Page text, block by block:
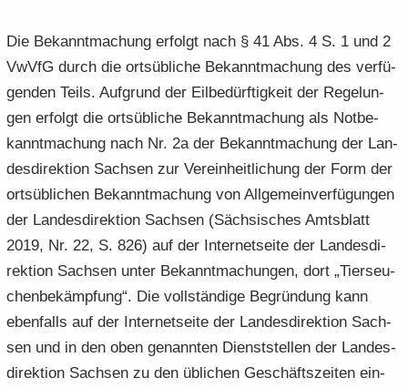
Die Be­kannt­ma­chung er­folgt nach § 41 Abs. 4 S. 1 und 2
VwVfG durch die orts­üb­li­che Be­kannt­ma­chung des ver­fü­
gen­den Teils. Auf­grund der Eil­be­dürf­tig­keit der Re­ge­lun­
gen er­folgt die orts­üb­li­che Be­kannt­ma­chung als Not­be­
kannt­ma­chung nach Nr. 2a der Be­kannt­ma­chung der Lan­
des­di­rek­ti­on Sach­sen zur Ver­ein­heit­li­chung der Form der
orts­üb­li­chen Be­kannt­ma­chung von All­ge­mein­ver­fü­gun­gen
der Lan­des­di­rek­ti­on Sach­sen (Säch­si­sches Amts­blatt
2019, Nr. 22, S. 826) auf der In­ter­net­sei­te der Lan­des­di­
rek­ti­on Sach­sen unter Be­kannt­ma­chun­gen, dort „Tier­seu­
chen­be­kämp­fung“. Die voll­stän­di­ge Be­grün­dung kann
eben­falls auf der In­ter­net­sei­te der Lan­des­di­rek­ti­on Sach­
sen und in den oben ge­nann­ten Dienst­stel­len der Lan­des­
di­rek­ti­on Sach­sen zu den üb­li­chen Ge­schäfts­zei­ten ein­